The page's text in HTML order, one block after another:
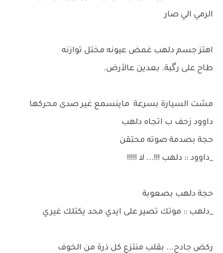
الرمي الي صار
اهتز جسم دلهب غمض عيونه مختل توازنه
طاح على رگبة. بعدين عالأرض.
مشت السيارة بسرعة ماينسمع غير صدى محركها
داوود زحف ب اتجاه دلهب
حجة بصدمة صوته محتقن
_داوود :: دلهب !!!... لا !!!!!
حجة دلهب بصعوبة
_دلهب :: موتك تصير على ايدي محد يكتلك غيري
ركض جادح... بقلب منتزع كل ذرة من الخوف